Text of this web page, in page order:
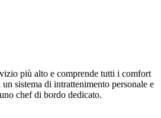
più alto e comprende tutti i comfort
sistema di intrattenimento personale e
chef di bordo dedicato.